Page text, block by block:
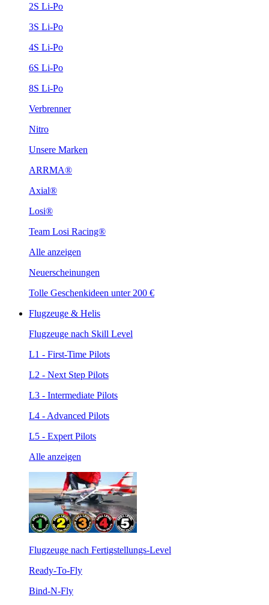
2S Li-Po
3S Li-Po
4S Li-Po
6S Li-Po
8S Li-Po
Verbrenner
Nitro
Unsere Marken
ARRMA®
Axial®
Losi®
Team Losi Racing®
Alle anzeigen
Neuerscheinungen
Tolle Geschenkideen unter 200 €
Flugzeuge & Helis
Flugzeuge nach Skill Level
L1 - First-Time Pilots
L2 - Next Step Pilots
L3 - Intermediate Pilots
L4 - Advanced Pilots
L5 - Expert Pilots
Alle anzeigen
Flugzeuge nach Fertigstellungs-Level
Ready-To-Fly
Bind-N-Fly